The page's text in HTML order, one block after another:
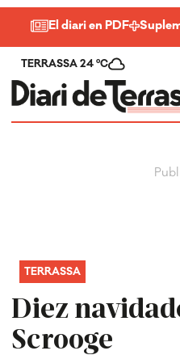
El diari en PDF
TERRASSA 24 ºC
Diez
Scrooge
TERRASSA